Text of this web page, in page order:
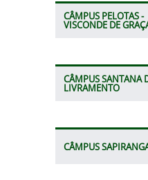
CÂMPUS PELOTAS -
VISCONDE DE
CÂMPUS SANTANA
LIVRAMENTO
CÂMPUS